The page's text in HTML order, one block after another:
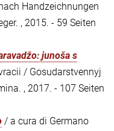
Handzeichnungen
, 2015. - 59 Seiten
junoša s
/ Gosudarstvennyj
, 2017. - 107 Seiten
/ a cura di Germano